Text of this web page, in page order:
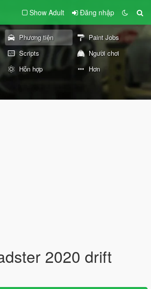
Show Adult Đăng nhập
Phương tiện
Paint Jobs
Scripts
Người chơi
Hỗn hợp Hơn
2020 drift